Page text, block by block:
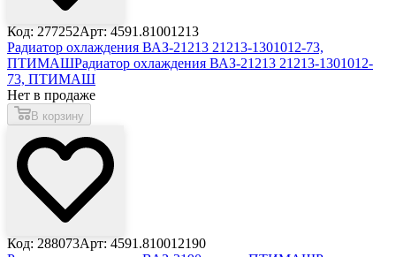
Код: 277252Арт: 4591.81001213
Радиатор охлаждения ВАЗ-21213 21213-1301012-73,
ПТИМАШРадиатор охлаждения ВАЗ-21213 21213-1301012-
73, ПТИМАШ
Нет в продаже
В корзину
Код: 288073Арт: 4591.810012190